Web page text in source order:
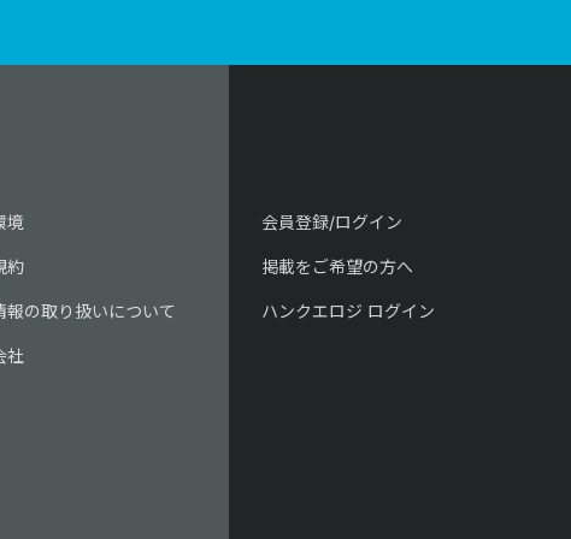
境
約
報の取り扱いについて
社
会員登録/ログイン
掲載をご希望の方へ
ハンクエロジ ログイン